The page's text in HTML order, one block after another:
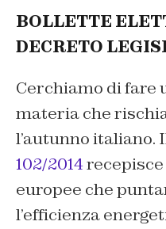
BOLLETTE
DECRETO
Cerchiamo di fare
materia che
l’autunno italiano.
102/2014
europee che
l’efficienza